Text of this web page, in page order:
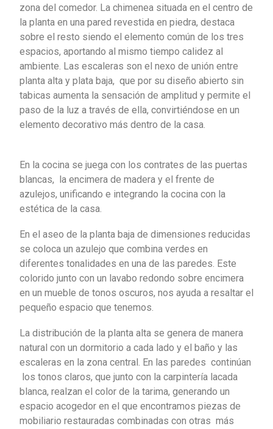
zona del comedor. La chimenea situada en el centro de
la planta en una pared revestida en piedra, destaca
sobre el resto siendo el elemento común de los tres
espacios, aportando al mismo tiempo calidez al
ambiente. Las escaleras son el nexo de unión entre
planta alta y plata baja, que por su diseño abierto sin
tabicas aumenta la sensación de amplitud y permite el
paso de la luz a través de ella, convirtiéndose en un
elemento decorativo más dentro de la casa.
En la cocina se juega con los contrates de las puertas
blancas, la encimera de madera y el frente de
azulejos, unificando e integrando la cocina con la
estética de la casa.
En el aseo de la planta baja de dimensiones reducidas
se coloca un azulejo que combina verdes en
diferentes tonalidades en una de las paredes. Este
colorido junto con un lavabo redondo sobre encimera
en un mueble de tonos oscuros, nos ayuda a resaltar el
pequeño espacio que tenemos.
La distribución de la planta alta se genera de manera
natural con un dormitorio a cada lado y el baño y las
escaleras en la zona central. En las paredes continúan
los tonos claros, que junto con la carpintería lacada
blanca, realzan el color de la tarima, generando un
espacio acogedor en el que encontramos piezas de
mobiliario restauradas combinadas con otras más